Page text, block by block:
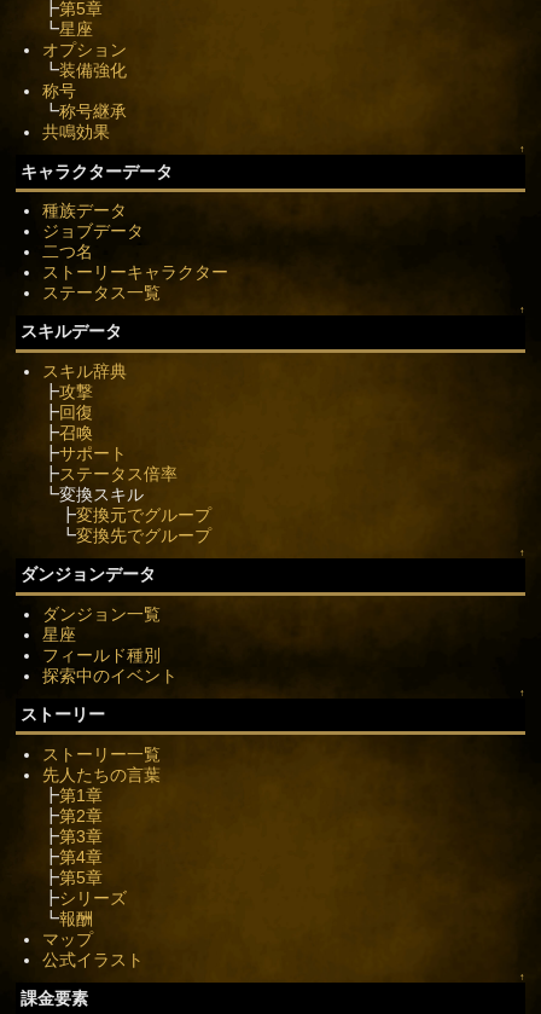
┣第5章
┗星座
オプション
┗装備強化
称号
┗称号継承
共鳴効果
↑
キャラクターデータ
種族データ
ジョブデータ
二つ名
ストーリーキャラクター
ステータス一覧
↑
スキルデータ
スキル辞典
┣攻撃
┣回復
┣召喚
┣サポート
┣ステータス倍率
┗変換スキル
┣変換元でグループ
┗変換先でグループ
↑
ダンジョンデータ
ダンジョン一覧
星座
フィールド種別
探索中のイベント
↑
ストーリー
ストーリー一覧
先人たちの言葉
┣第1章
┣第2章
┣第3章
┣第4章
┣第5章
┣シリーズ
┗報酬
マップ
公式イラスト
↑
課金要素